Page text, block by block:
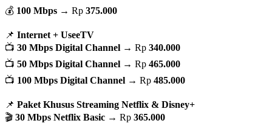
💰 100 Mbps → Rp 375.000
📌 Internet + UseeTV
📺 30 Mbps Digital Channel → Rp 340.000
📺 50 Mbps Digital Channel → Rp 465.000
📺 100 Mbps Digital Channel → Rp 485.000
📌 Paket Khusus Streaming Netflix & Disney+
🎬 30 Mbps Netflix Basic → Rp 365.000